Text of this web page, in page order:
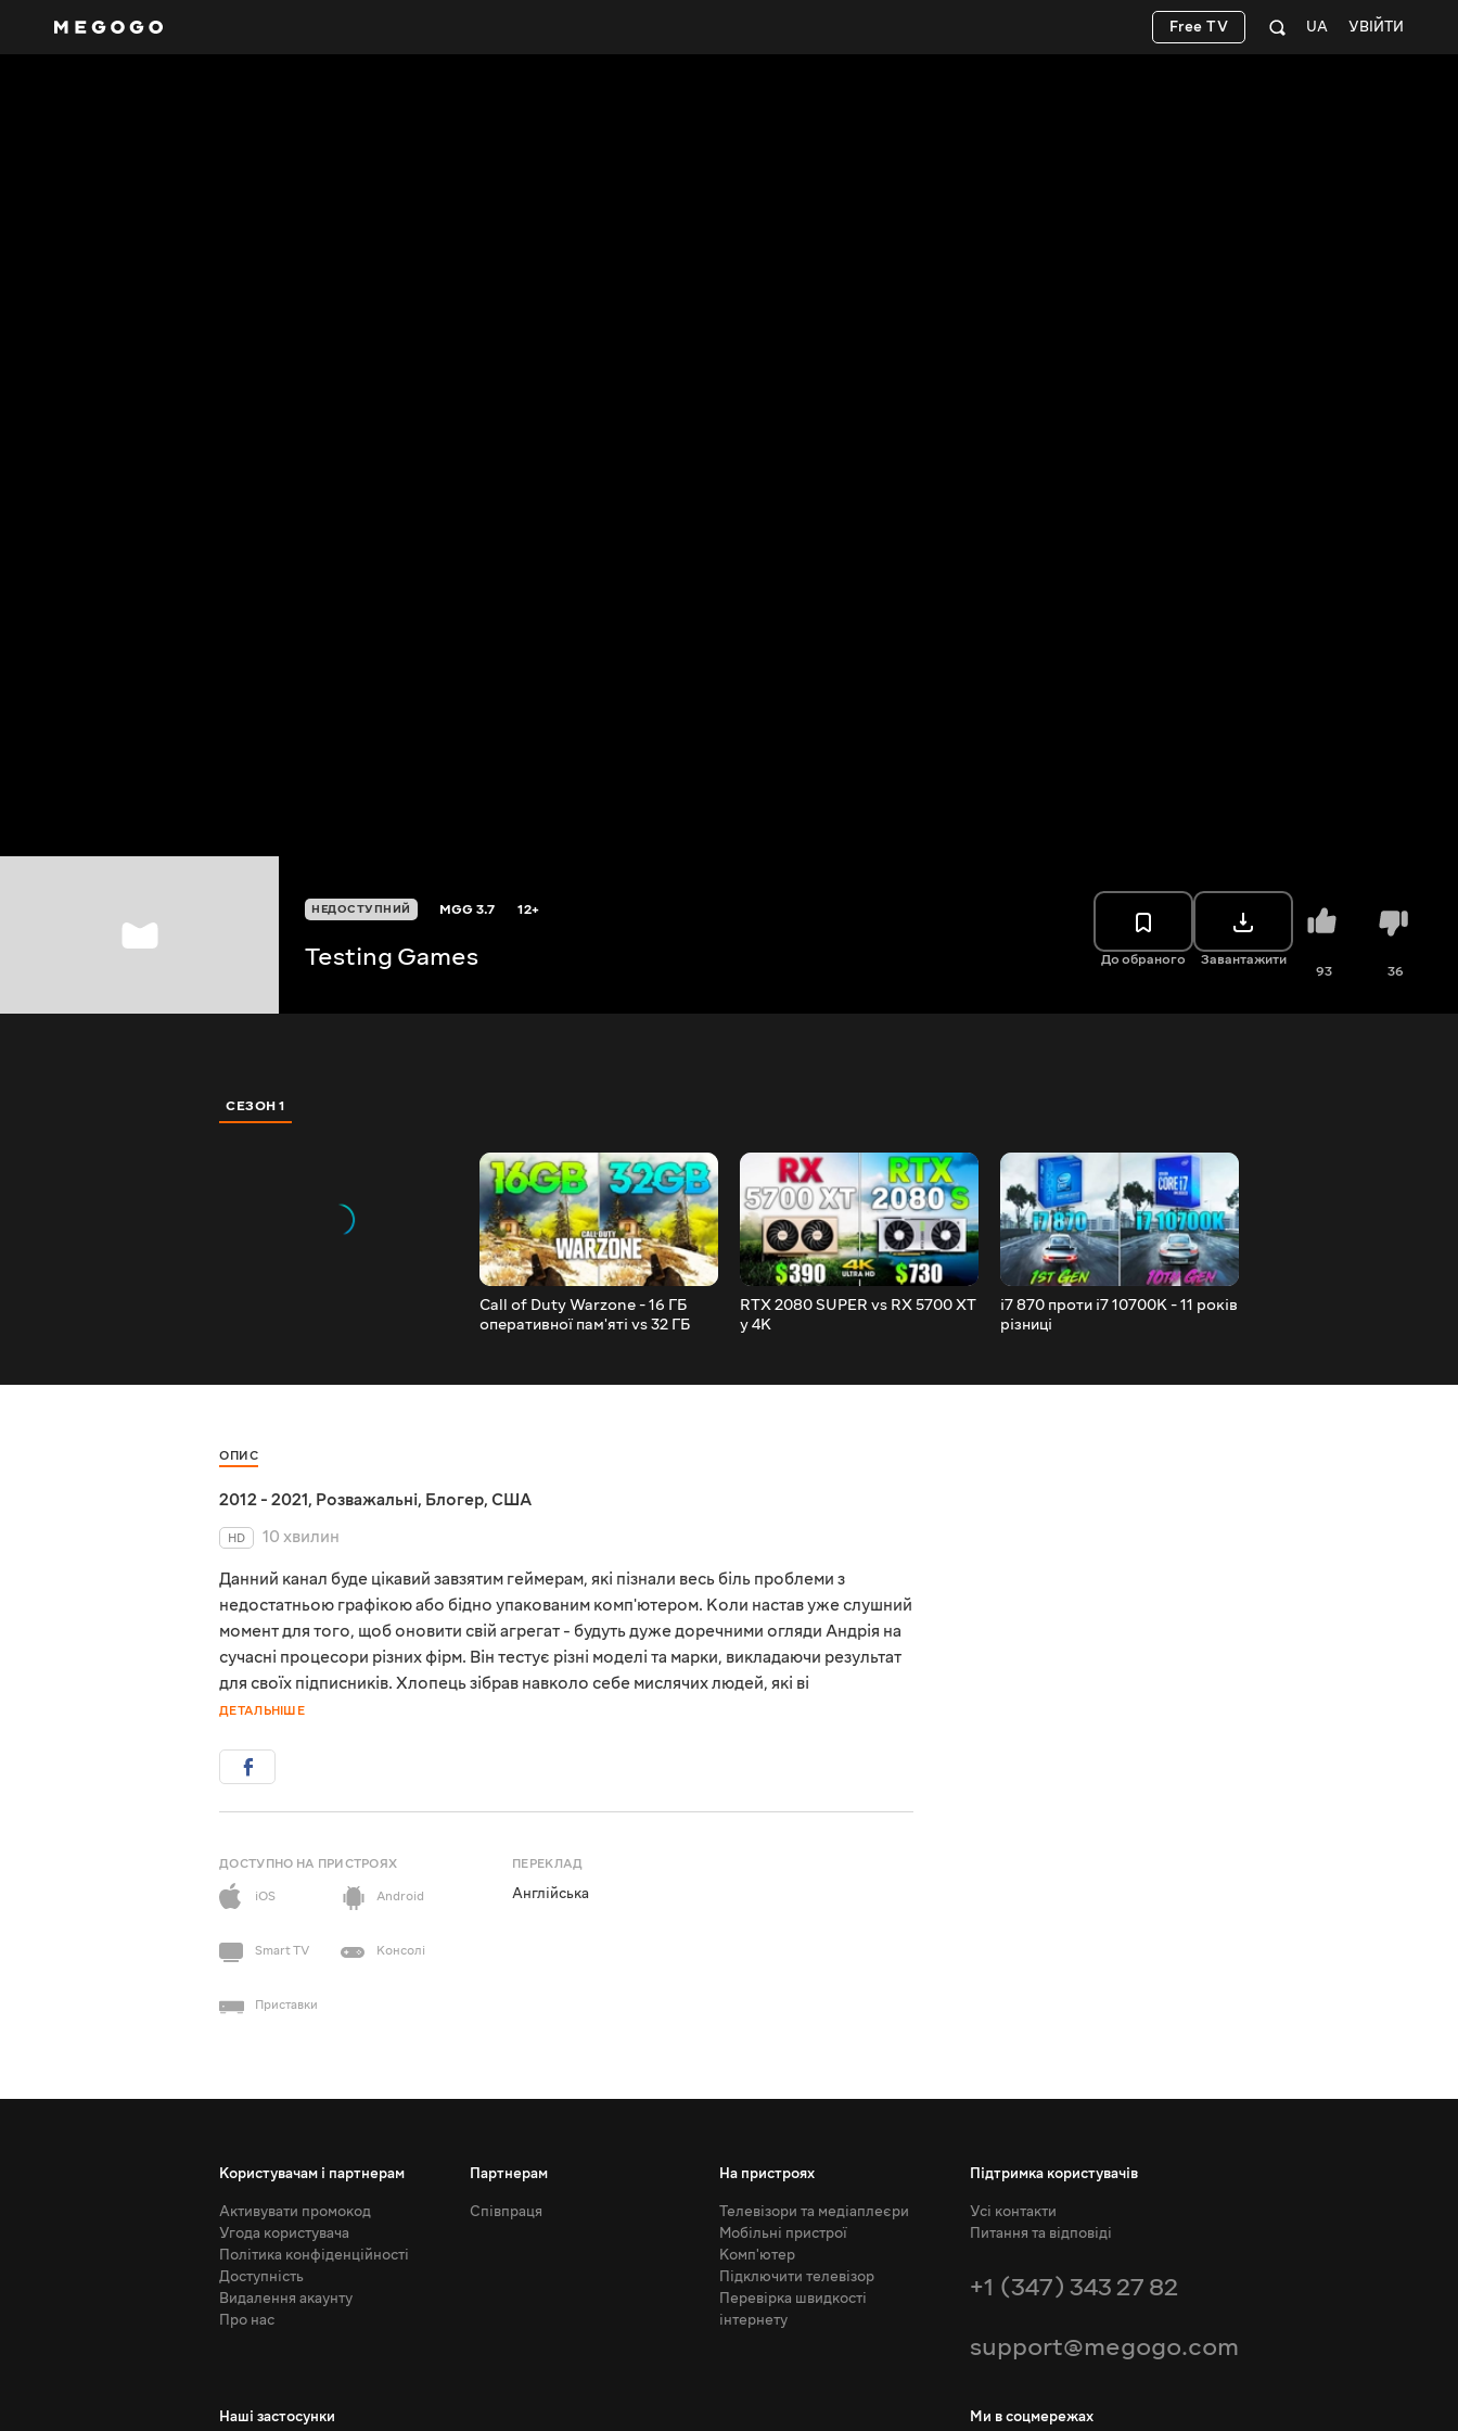
УВІЙТИ
UA
Free TV
НЕДОСТУПНИЙ MGG3.7 12+
Testing Games До обраного Завантажити
93 36
СЕЗОН 1
Call of Duty Warzone - 16 ГБ
оперативної пам'яті vs 32 ГБ
RTX 2080 SUPER vs RX 5700 XT
у 4K
i7 870 проти i7 10700K - 11 років
різниці
ОПИС
2012 - 2021, Розважальні, Блогер, США
HD
10 хвилин
Данний канал буде цікавий завзятим геймерам, які пізнали весь біль проблеми з
недостатньою графікою або бідно упакованим комп'ютером. Коли настав уже слушний
момент для того, щоб оновити свій агрегат - будуть дуже доречними огляди Андрія на
сучасні процесори різних фірм. Він тестує різні моделі та марки, викладаючи результат
для своїх підписників. Хлопець зібрав навколо себе мислячих людей, які ві
ДЕТАЛЬНІШЕ
ДОСТУПНО НА ПРИСТРОЯХ
iOS
Android
Smart TV Консолі
Приставки
ПЕРЕКЛАД
Англійська
Користувачам і партнерам
Активувати промокод
Угода користувача
Політика конфіденційності
Доступність
Видалення акаунту
Про нас
Партнерам
Співпраця
На пристроях
Телевізори та медіаплеєри
Мобільні пристрої
Комп'ютер
Підключити телевізор
Перевірка швидкості
інтернету
Підтримка користувачів
Усі контакти
Питання та відповіді
+1 (347) 343 27 82
support@megogo.com
Наші застосунки Ми в соцмережах